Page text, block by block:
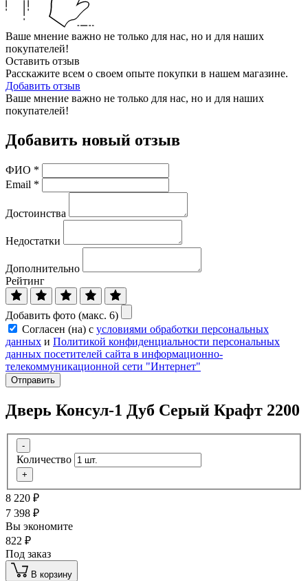
Ваше мнение важно не только для нас, но и для наших
покупателей!
Оставить отзыв
Расскажите всем о своем опыте покупки в нашем магазине.
Добавить отзыв
Ваше мнение важно не только для нас, но и для наших
покупателей!
Добавить новый отзыв
ФИО *
Email *
Достоинства
Недостатки
Дополнительно
Рейтинг
Добавить фото (макс. 6)
Согласен (на) с условиями обработки персональных
данных и Политикой конфиденциальности персональных
данных посетителей сайта в информационно-
телекоммуникационной сети "Интернет"
Отправить
Дверь Консул-1 Дуб Серый Крафт 2200
-
Количество
+
8 220 ₽
7 398 ₽
Вы экономите
822 ₽
Под заказ
В корзину